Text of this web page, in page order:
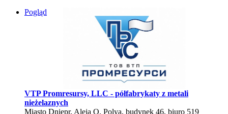
Pogląd
VTP Promresursy, LLC - półfabrykaty z metali
nieżelaznych
Miasto Dniepr, Aleja O. Polya, budynek 46, biuro 519